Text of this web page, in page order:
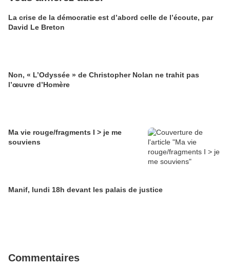
La crise de la démocratie est d’abord celle de l’écoute, par
David Le Breton
Non, « L’Odyssée » de Christopher Nolan ne trahit pas
l’œuvre d’Homère
Ma vie rouge/fragments I > je me
souviens
Manif, lundi 18h devant les palais de justice
Commentaires